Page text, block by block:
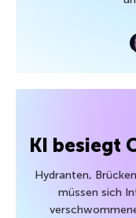
KI besiegt
Hydranten,
müssen sich